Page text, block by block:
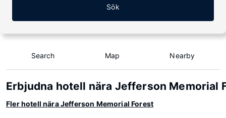
Sök
Search Map Nearby
Erbjudna hotell nära Jefferson Memorial
Fler hotell nära Jefferson Memorial Forest